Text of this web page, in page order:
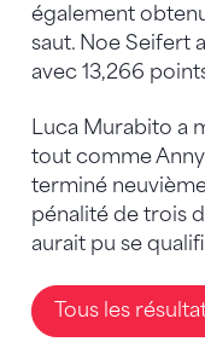
également
saut. Noe Seifert
avec 13,266
Luca Murabito a
tout comme
terminé
pénalité de trois
aurait pu se
Tous les